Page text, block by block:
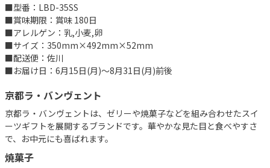
■型番：LBD-35SS
■賞味期限：賞味 180日
■アレルゲン：乳,小麦,卵
■サイズ：350mm×492mm×52mm
■配送便：佐川
■お届け日：6月15日(月)～8月31日(月)前後
京都ラ・バンヴェント
京都ラ・バンヴェントは、ゼリーや焼菓子などを組み合わせたスイ
ーツギフトを展開するブランドです。華やかな見た目と食べやすさ
で、お中元にも喜ばれます。
焼菓子